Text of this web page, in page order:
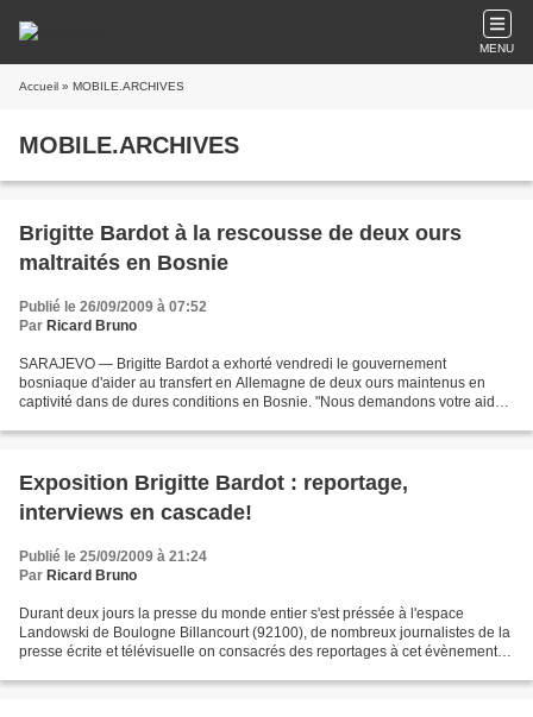
MENU
Accueil » MOBILE.ARCHIVES
MOBILE.ARCHIVES
Brigitte Bardot à la rescousse de deux ours
maltraités en Bosnie
Publié le 26/09/2009 à 07:52
Par Ricard Bruno
SARAJEVO — Brigitte Bardot a exhorté vendredi le gouvernement
bosniaque d'aider au transfert en Allemagne de deux ours maintenus en
captivité dans de dures conditions en Bosnie. "Nous demandons votre aide
Exposition Brigitte Bardot : reportage,
interviews en cascade!
Publié le 25/09/2009 à 21:24
Par Ricard Bruno
Durant deux jours la presse du monde entier s'est préssée à l'espace
Landowski de Boulogne Billancourt (92100), de nombreux journalistes de la
presse écrite et télévisuelle on consacrés des reportages à cet évènement